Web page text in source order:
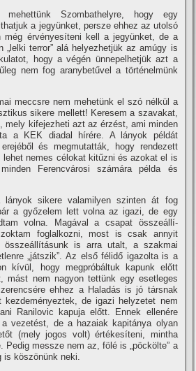
Szombathelyre, hogy egy
a jegyünket, persze ehhez az utolsó
még érvényesí­teni kell a jegyünket, de a
„lelki terror” alá helyezhetjük az amúgy is
hogy a végén ünnepelhetjük azt a
nem fog aranybetűvel a történelmünk
meccsre nem mehetünk el szó nélkül a
sikere mellett! Keresem a szavakat,
mely kifejezheti azt az érzést, ami minden
a KEK diadal hí­rére. A lányok példát
és megmutatták, hogy rendezett
nemes célokat kitűzni és azokat el is
Ferencvárosi számára példa és
lányok sikere valamilyen szinten át fog
a győzelem lett volna az igazi, de egy
volna. Magával a csapat összeállí­
foglalkozni, most is csak annyit
is arra utalt, a szakmai
„játszik”. Az első félidő igazolta is a
kí­vül, hogy megpróbáltuk kapunk előtt
mást nem nagyon tettünk egy esetleges
ehhez a Haladás is jó társnak
kezdeményeztek, de igazi helyzetet nem
Ranilovic kapuja előtt. Ennek ellenére
a vezetést, de a hazaiak kapitánya olyan
(mely jogos volt) értékesí­teni, mintha
Pedig messze nem az, fölé is „pöckölte” a
is köszönünk neki.